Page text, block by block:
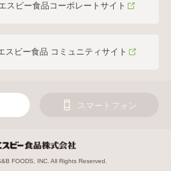
スビー食品コーポレートサイト
スビー食品 コミュニティサイト
スマートフォン
FOODS, INC. All Rights Reserved.